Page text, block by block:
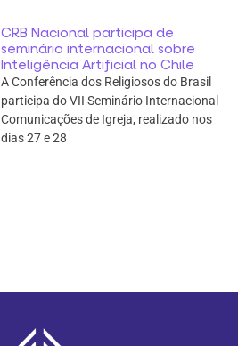
CRB Nacional participa de
seminário internacional sobre
Inteligência Artificial no Chile
A Conferência dos Religiosos do Brasil
participa do VII Seminário Internacional
Comunicações de Igreja, realizado nos
dias 27 e 28